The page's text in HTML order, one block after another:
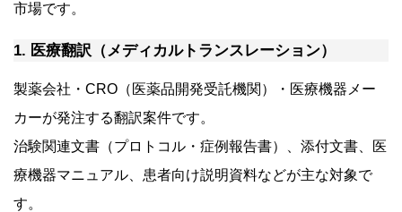
市場です。
1. 医療翻訳（メディカルトランスレーション）
製薬会社・CRO（医薬品開発受託機関）・医療機器メー
カーが発注する翻訳案件です。
治験関連文書（プロトコル・症例報告書）、添付文書、医
療機器マニュアル、患者向け説明資料などが主な対象で
す。